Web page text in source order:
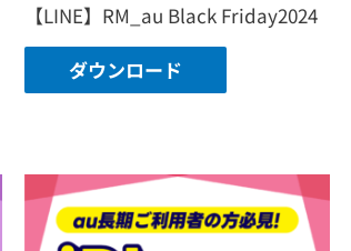
【LINE】RM_au Black Friday2024
ダウンロード